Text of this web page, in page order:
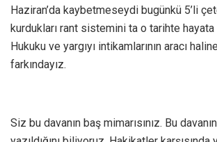
Haziran’da kaybetmeseydi bugünkü 5’li
kurdukları rant sistemini ta o tarihte
Hukuku ve yargıyı intikamlarının aracı
farkındayız.
Siz bu davanın baş mimarısınız. Bu